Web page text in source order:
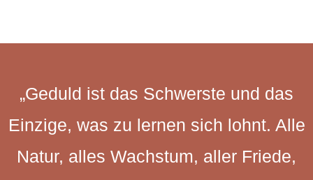
„Geduld ist das Schwerste und das
Einzige, was zu lernen sich lohnt. Alle
Natur, alles Wachstum, aller Friede,